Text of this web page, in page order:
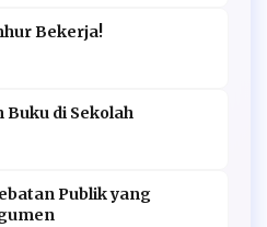
Bekerja!
di Sekolah
Publik yang